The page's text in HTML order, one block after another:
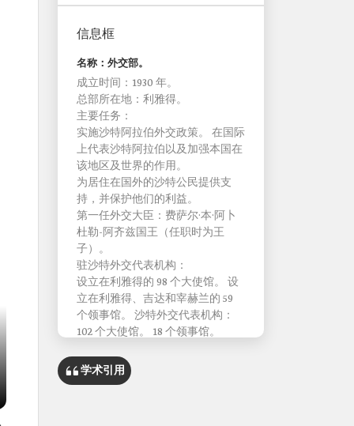
信息框
名称：外交部。
成立时间：1930 年。
总部所在地：利雅得。
主要任务：
实施沙特阿拉伯外交政策。 在国际
上代表沙特阿拉伯以及加强本国在
该地区及世界的作用。
为居住在国外的沙特公民提供支
持，并保护他们的利益。
第一任外交大臣：费萨尔·本·阿卜
杜勒-阿齐兹国王（任职时为王
子）。
驻沙特外交代表机构：
设立在利雅得的 98 个大使馆。 设
立在利雅得、吉达和宰赫兰的 59
个领事馆。 沙特外交代表机构：
102 个大使馆。 18 个领事馆。
学术引用